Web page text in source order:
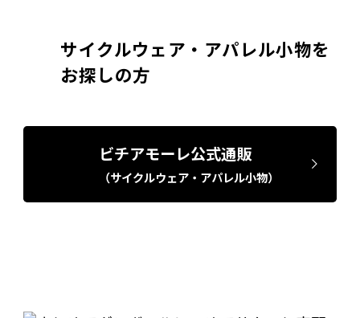
サイクルウェア・アパレル小物を
お探しの方
ビチアモーレ公式通販
（サイクルウェア・アパレル小物）